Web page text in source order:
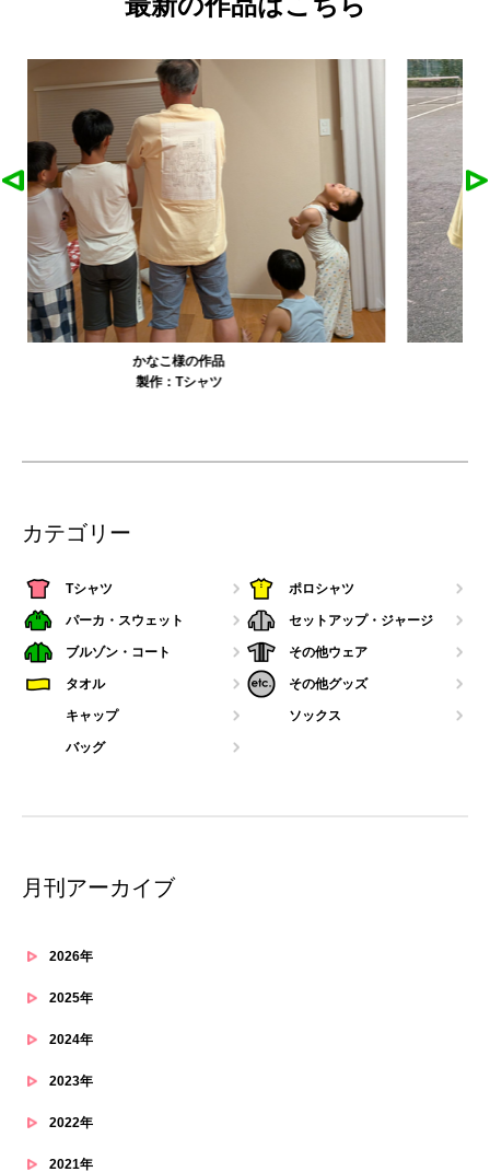
農工大硬式庭球部様の作品
製作：
カテゴリー
Tシャツ ポロシャツ
パーカ・スウェット セットアップ・ジャージ
ブルゾン・コート その他ウェア
タオル その他グッズ
キャップ ソックス
バッグ
月刊アーカイブ
2026年
2025年
2024年
2023年
2022年
2021年